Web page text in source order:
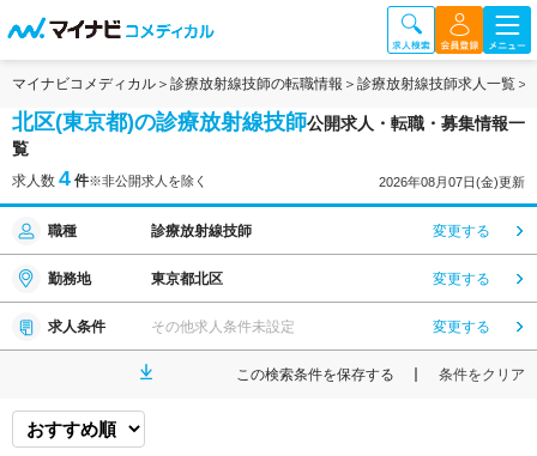
マイナビコメディカル 診療放射線技師の転職情報 診療放射線技師求人一覧
北区(東京都)の診療放射線技師公開求人・転職・募集情報一
覧
求人数 4 件※非公開求人を除く 2026年08月07日(金)更新
職種 診療放射線技師 変更する
勤務地 東京都北区 変更する
求人条件 その他求人条件未設定 変更する
この検索条件を保存する 条件をクリア